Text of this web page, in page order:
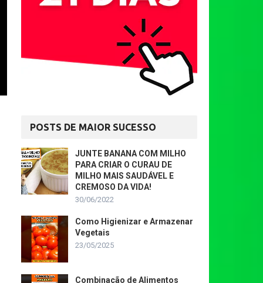
POSTS DE MAIOR SUCESSO
JUNTE BANANA COM MILHO
PARA CRIAR O CURAU DE
MILHO MAIS SAUDÁVEL E
CREMOSO DA VIDA!
30/06/2022
Como Higienizar e Armazenar
Vegetais
23/05/2025
Combinação de Alimentos